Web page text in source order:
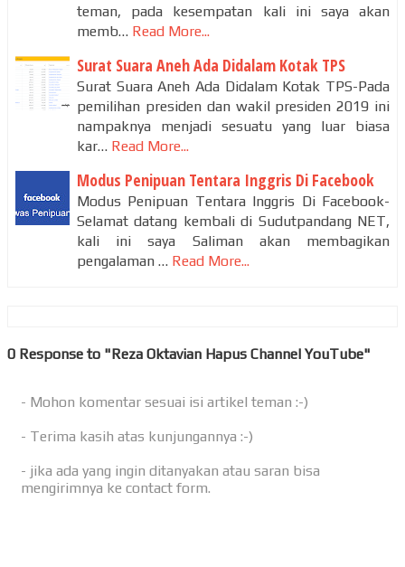
teman, pada kesempatan kali ini saya akan
memb… Read More...
Surat Suara Aneh Ada Didalam Kotak TPS
Surat Suara Aneh Ada Didalam Kotak TPS-Pada
pemilihan presiden dan wakil presiden 2019 ini
nampaknya menjadi sesuatu yang luar biasa
kar… Read More...
Modus Penipuan Tentara Inggris Di Facebook
Modus Penipuan Tentara Inggris Di Facebook-
Selamat datang kembali di Sudutpandang NET,
kali ini saya Saliman akan membagikan
pengalaman … Read More...
0 Response to "Reza Oktavian Hapus Channel YouTube"
- Mohon komentar sesuai isi artikel teman :-)
- Terima kasih atas kunjungannya :-)
- jika ada yang ingin ditanyakan atau saran bisa
mengirimnya ke contact form.